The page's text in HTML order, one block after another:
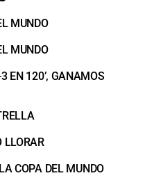
MUNDO
MUNDO
EN 120’, GANAMOS
LLORAR
COPA DEL MUNDO